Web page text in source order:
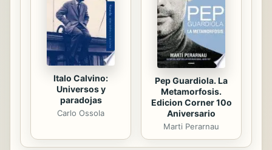
Italo Calvino:
Universos y
paradojas
Carlo Ossola
Pep Guardiola. La
Metamorfosis.
Edicion Corner 10o
Aniversario
Marti Perarnau